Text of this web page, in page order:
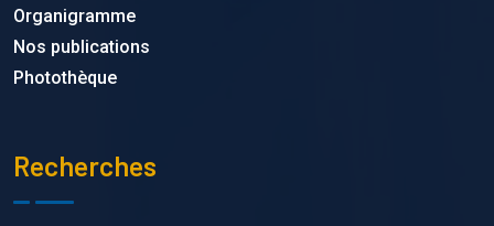
Organigramme
Nos publications
Photothèque
Recherches